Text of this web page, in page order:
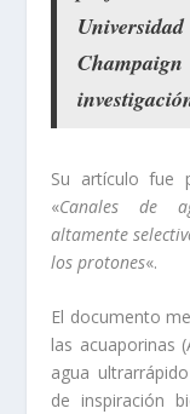
Champaign
Su artículo fue
«Canales de
altamente
los protones«.
El documento
las acuaporinas
agua
de inspiración